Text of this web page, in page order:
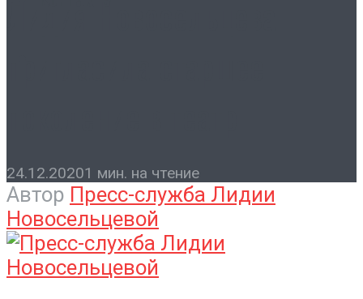
24.12.20201 мин. на чтение
Автор Пресс-служба Лидии
Новосельцевой